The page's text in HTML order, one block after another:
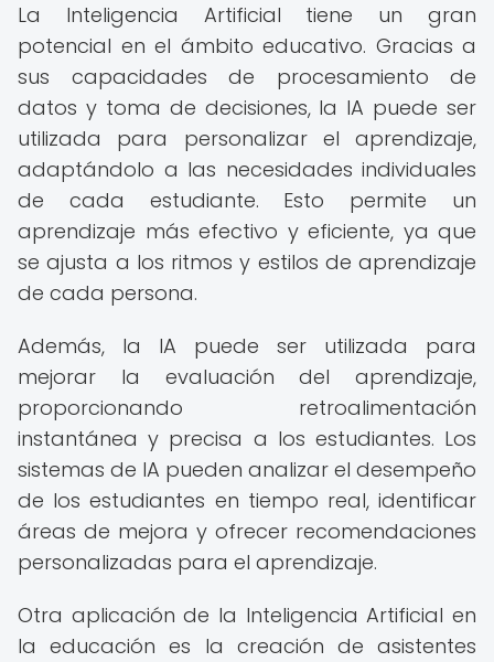
La Inteligencia Artificial tiene un gran
potencial en el ámbito educativo. Gracias a
sus capacidades de procesamiento de
datos y toma de decisiones, la IA puede ser
utilizada para personalizar el aprendizaje,
adaptándolo a las necesidades individuales
de cada estudiante. Esto permite un
aprendizaje más efectivo y eficiente, ya que
se ajusta a los ritmos y estilos de aprendizaje
de cada persona.
Además, la IA puede ser utilizada para
mejorar la evaluación del aprendizaje,
proporcionando retroalimentación
instantánea y precisa a los estudiantes. Los
sistemas de IA pueden analizar el desempeño
de los estudiantes en tiempo real, identificar
áreas de mejora y ofrecer recomendaciones
personalizadas para el aprendizaje.
Otra aplicación de la Inteligencia Artificial en
la educación es la creación de asistentes